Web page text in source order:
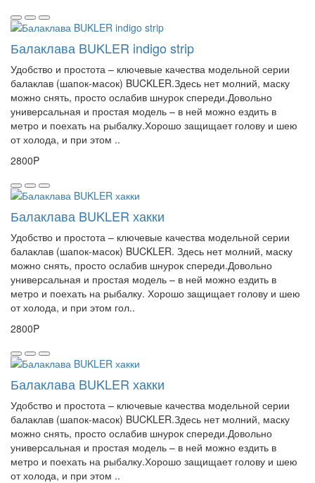
Балаклава BUKLER indigo strip
Удобство и простота – ключевые качества модельной серии
балаклав (шапок-масок) BUCKLER.Здесь нет молний, маску
можно снять, просто ослабив шнурок спереди.Довольно
универсальная и простая модель – в ней можно ездить в
метро и поехать на рыбалку.Хорошо защищает голову и шею
от холода, и при этом ..
2800P
Балаклава BUKLER хакки
Удобство и простота – ключевые качества модельной серии
балаклав (шапок-масок) BUCKLER. Здесь нет молний, маску
можно снять, просто ослабив шнурок спереди.Довольно
универсальная и простая модель – в ней можно ездить в
метро и поехать на рыбалку. Хорошо защищает голову и шею
от холода, и при этом гол..
2800P
Балаклава BUKLER хакки
Удобство и простота – ключевые качества модельной серии
балаклав (шапок-масок) BUCKLER.Здесь нет молний, маску
можно снять, просто ослабив шнурок спереди.Довольно
универсальная и простая модель – в ней можно ездить в
метро и поехать на рыбалку.Хорошо защищает голову и шею
от холода, и при этом ..